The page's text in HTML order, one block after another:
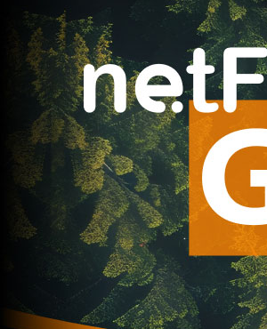
Trenutno nema novosti za navedeni tag.
Najčitanije Najnovije
A Selekcija
Sve je gotovo: Edin
odluku, evo gdje
1 sedmica 6 dan
A Selekcija
Ovo niko nije
Vasilj iznenadio
kluba!